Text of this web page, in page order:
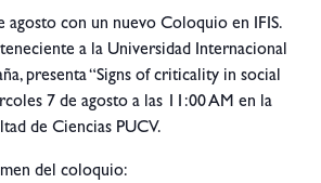
agosto con un nuevo Coloquio en IFIS.
a la Universidad Internacional
presenta “Signs of criticality in social
7 de agosto a las 11:00 AM en la
de Ciencias PUCV.
del coloquio: